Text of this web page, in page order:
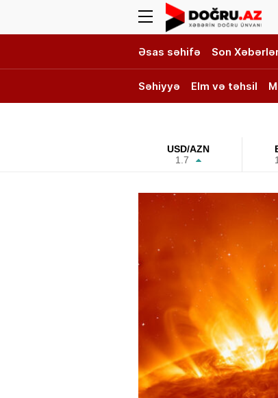
Əsas səhifə Son
Səhiyyə Elm və təhsil
USD/AZN
1.7